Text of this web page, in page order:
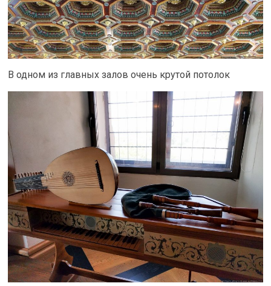
В одном из главных залов очень крутой потолок